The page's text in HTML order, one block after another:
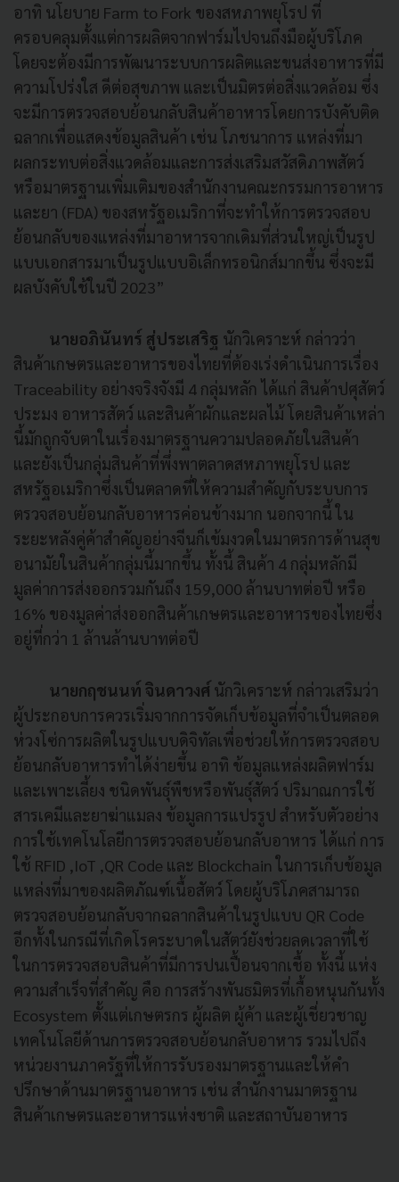
อาทิ นโยบาย Farm to Fork ของสหภาพยุโรป ที่
ครอบคลุมตั้งแต่การผลิตจากฟาร์มไปจนถึงมือผู้บริโภค
โดยจะต้องมีการพัฒนาระบบการผลิตและขนส่งอาหารที่มี
ความโปร่งใส ดีต่อสุขภาพ และเป็นมิตรต่อสิ่งแวดล้อม ซึ่ง
จะมีการตรวจสอบย้อนกลับสินค้าอาหารโดยการบังคับติด
ฉลากเพื่อแสดงข้อมูลสินค้า เช่น โภชนาการ แหล่งที่มา
ผลกระทบต่อสิ่งแวดล้อมและการส่งเสริมสวัสดิภาพสัตว์
หรือมาตรฐานเพิ่มเติมของสำนักงานคณะกรรมการอาหาร
และยา (FDA) ของสหรัฐอเมริกาที่จะทำให้การตรวจสอบ
ย้อนกลับของแหล่งที่มาอาหารจากเดิมที่ส่วนใหญ่เป็นรูป
แบบเอกสารมาเป็นรูปแบบอิเล็กทรอนิกส์มากขึ้น ซึ่งจะมี
ผลบังคับใช้ในปี 2023”
นายอภินันทร์ สู่ประเสริฐ นักวิเคราะห์ กล่าวว่า
สินค้าเกษตรและอาหารของไทยที่ต้องเร่งดำเนินการเรื่อง
Traceability อย่างจริงจังมี 4 กลุ่มหลัก ได้แก่ สินค้าปศุสัตว์
ประมง อาหารสัตว์ และสินค้าผักและผลไม้ โดยสินค้าเหล่า
นี้มักถูกจับตาในเรื่องมาตรฐานความปลอดภัยในสินค้า
และยังเป็นกลุ่มสินค้าที่พึ่งพาตลาดสหภาพยุโรป และ
สหรัฐอเมริกาซึ่งเป็นตลาดที่ให้ความสำคัญกับระบบการ
ตรวจสอบย้อนกลับอาหารค่อนข้างมาก นอกจากนี้ ใน
ระยะหลังคู่ค้าสำคัญอย่างจีนก็เข้มงวดในมาตรการด้านสุข
อนามัยในสินค้ากลุ่มนี้มากขึ้น ทั้งนี้ สินค้า 4 กลุ่มหลักมี
มูลค่าการส่งออกรวมกันถึง 159,000 ล้านบาทต่อปี หรือ
16% ของมูลค่าส่งออกสินค้าเกษตรและอาหารของไทยซึ่ง
อยู่ที่กว่า 1 ล้านล้านบาทต่อปี
นายกฤชนนท์ จินดาวงศ์ นักวิเคราะห์ กล่าวเสริมว่า
ผู้ประกอบการควรเริ่มจากการจัดเก็บข้อมูลที่จำเป็นตลอด
ห่วงโซ่การผลิตในรูปแบบดิจิทัลเพื่อช่วยให้การตรวจสอบ
ย้อนกลับอาหารทำได้ง่ายขึ้น อาทิ ข้อมูลแหล่งผลิตฟาร์ม
และเพาะเลี้ยง ชนิดพันธุ์พืชหรือพันธุ์สัตว์ ปริมาณการใช้
สารเคมีและยาฆ่าแมลง ข้อมูลการแปรรูป สำหรับตัวอย่าง
การใช้เทคโนโลยีการตรวจสอบย้อนกลับอาหาร ได้แก่ การ
ใช้ RFID ,IoT ,QR Code และ Blockchain ในการเก็บข้อมูล
แหล่งที่มาของผลิตภัณฑ์เนื้อสัตว์ โดยผู้บริโภคสามารถ
ตรวจสอบย้อนกลับจากฉลากสินค้าในรูปแบบ QR Code
อีกทั้งในกรณีที่เกิดโรคระบาดในสัตว์ยังช่วยลดเวลาที่ใช้
ในการตรวจสอบสินค้าที่มีการปนเปื้อนจากเชื้อ ทั้งนี้ แห่ง
ความสำเร็จที่สำคัญ คือ การสร้างพันธมิตรที่เกื้อหนุนกันทั้ง
Ecosystem ตั้งแต่เกษตรกร ผู้ผลิต ผู้ค้า และผู้เชี่ยวชาญ
เทคโนโลยีด้านการตรวจสอบย้อนกลับอาหาร รวมไปถึง
หน่วยงานภาครัฐที่ให้การรับรองมาตรฐานและให้คำ
ปรึกษาด้านมาตรฐานอาหาร เช่น สำนักงานมาตรฐาน
สินค้าเกษตรและอาหารแห่งชาติ และสถาบันอาหาร